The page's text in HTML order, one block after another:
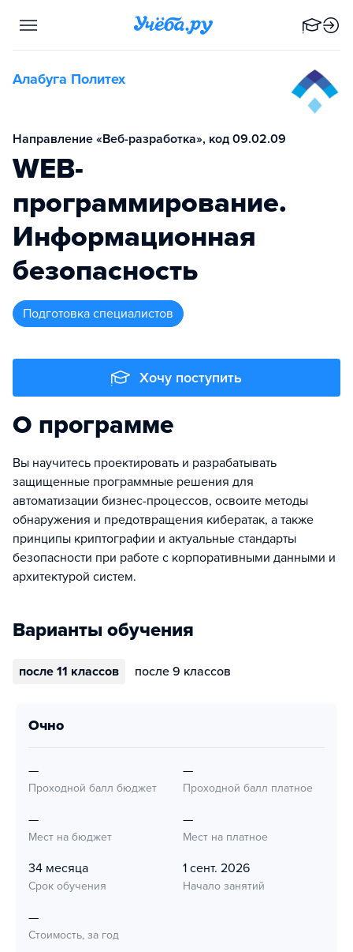
Алабуга Политех
Направление «Веб-разработка», код 09.02.09
WEB-
программирование.
Информационная
безопасность
подготовка специалистов
Хочу поступить
О программе
Вы научитесь проектировать и разрабатывать
защищенные программные решения для
автоматизации бизнес-процессов, освоите методы
обнаружения и предотвращения кибератак, а также
принципы криптографии и актуальные стандарты
безопасности при работе с корпоративными данными и
архитектурой систем.
Варианты обучения
после 11 классов после 9 классов
очно
—
Проходной балл бюджет
—
Проходной балл платное
—
Мест на бюджет
—
Мест на платное
34 месяца
Срок обучения
1 сент. 2026
Начало занятий
—
Стоимость, за год